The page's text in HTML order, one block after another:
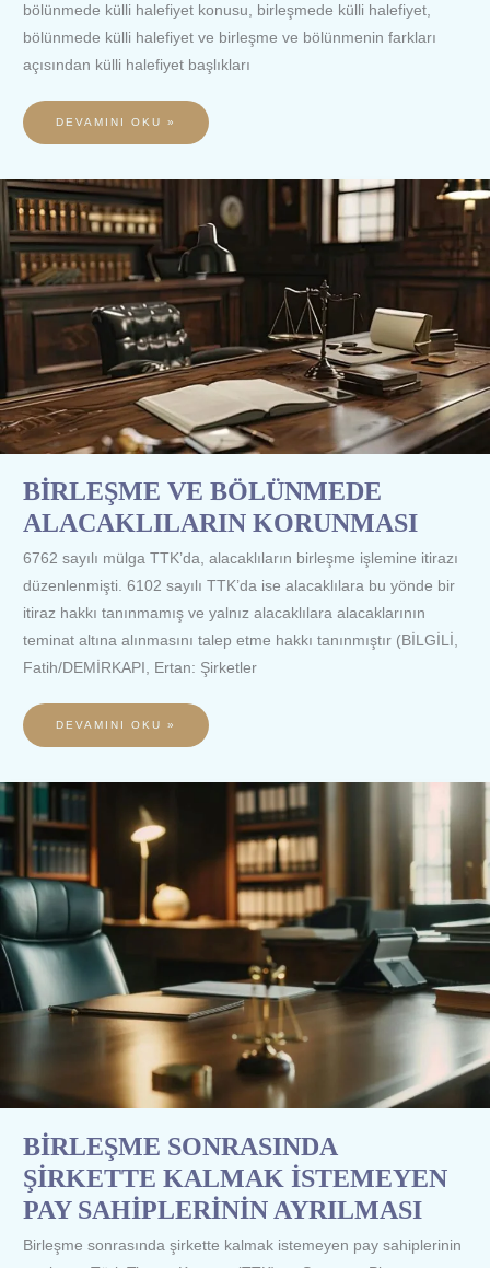
bölünmede külli halefiyet konusu, birleşmede külli halefiyet,
bölünmede külli halefiyet ve birleşme ve bölünmenin farkları
açısından külli halefiyet başlıkları
DEVAMINI OKU »
BİRLEŞME VE BÖLÜNMEDE
ALACAKLILARIN KORUNMASI
6762 sayılı mülga TTK’da, alacaklıların birleşme işlemine itirazı
düzenlenmişti. 6102 sayılı TTK’da ise alacaklılara bu yönde bir
itiraz hakkı tanınmamış ve yalnız alacaklılara alacaklarının
teminat altına alınmasını talep etme hakkı tanınmıştır (BİLGİLİ,
Fatih/DEMİRKAPI, Ertan: Şirketler
BİRLEŞME
VE
BÖLÜNMEDE
ALACAKLILARIN
KORUNMASI
DEVAMINI OKU »
BİRLEŞME SONRASINDA
ŞİRKETTE KALMAK İSTEMEYEN
PAY SAHİPLERİNİN AYRILMASI
Birleşme sonrasında şirkette kalmak istemeyen pay sahiplerinin
BİRLEŞME
SONRASINDA
KALMAK
İSTEMEYEN
PAY
SAHİPLERİNİN